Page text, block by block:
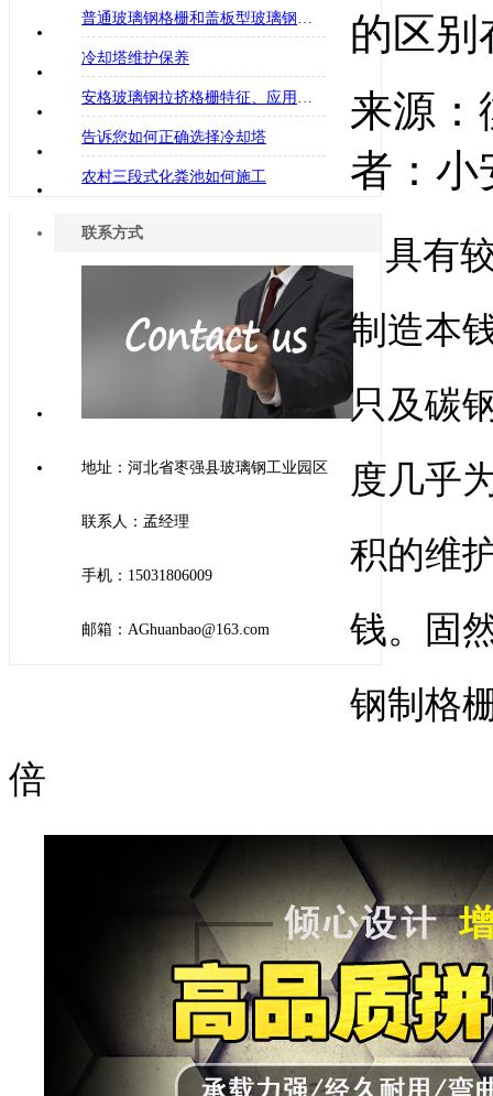
普通玻璃钢格栅和盖板型玻璃钢格栅的区别在哪
冷却塔维护保养
安格玻璃钢拉挤格栅特征、应用范围、类型与组成介绍
告诉您如何正确选择冷却塔
农村三段式化粪池如何施工
联系方式
地址：河北省枣强县玻璃钢工业园区
联系人：孟经理
手机：15031806009
邮箱：AGhuanbao@163.com
的区别
来源
者：
具有
制造本
只及碳
度几乎
积的维
钱。固
钢制格
倍